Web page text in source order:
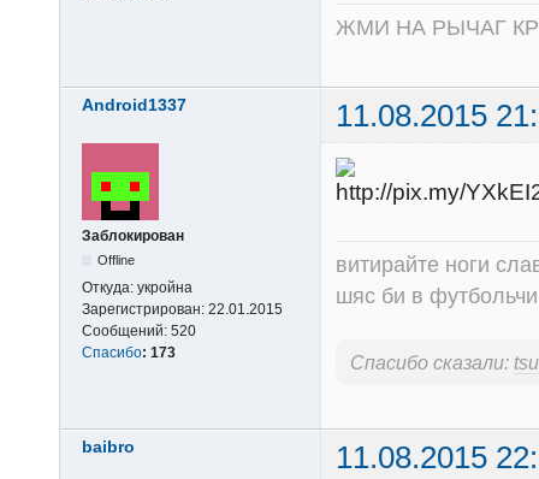
ЖМИ НА РЫЧАГ
Android1337 11.08.2015
Заблокирован
Offline
Откуда: укройна
Зарегистрирован: 22.01.2015
Сообщений: 520
Спасибо: 173
витирайте ноги
шяс би в
Спасибо сказали:
baibro 11.08.2015